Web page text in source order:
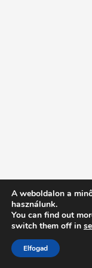
Intentionally
A weboldalon a
használunk.
You can find out
switch them off in
Elfogad